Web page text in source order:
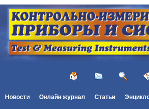
Новости Онлайн журнал Статьи